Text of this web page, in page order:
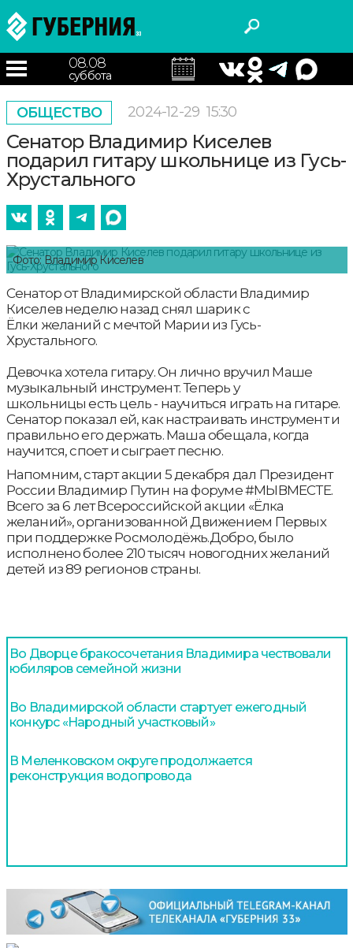
08.08
суббота
ОБЩЕСТВО 2024-12-29 15:30
Сенатор Владимир Киселев
подарил гитару школьнице из Гусь-
Хрустального
Фото: Владимир Киселев
Сенатор от Владимирской области Владимир
Киселев неделю назад снял шарик с
Ёлки желаний с мечтой Марии из Гусь-
Хрустального.
Девочка хотела гитару. Он лично вручил Маше
музыкальный инструмент. Теперь у
школьницы есть цель - научиться играть на гитаре.
Сенатор показал ей, как настраивать инструмент и
правильно его держать. Маша обещала, когда
научится, споет и сыграет песню.
Напомним, старт акции 5 декабря дал Президент
России Владимир Путин на форуме #МЫВМЕСТЕ.
Всего за 6 лет Всероссийской акции «Ёлка
желаний», организованной Движением Первых
при поддержке Росмолодёжь.Добро, было
исполнено более 210 тысяч новогодних желаний
детей из 89 регионов страны.
Во Дворце бракосочетания Владимира чествовали
юбиляров семейной жизни
Во Владимирской области стартует ежегодный
конкурс «Народный участковый»
В Меленковском округе продолжается
реконструкция водопровода